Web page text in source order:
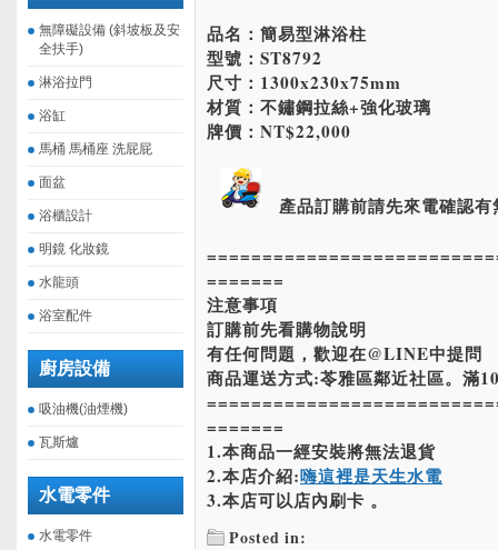
無障礙設備 (斜坡板及安
全扶手)
淋浴拉門
浴缸
馬桶 馬桶座 洗屁屁
面盆
浴櫃設計
明鏡 化妝鏡
水龍頭
浴室配件
廚房設備
吸油機(油煙機)
瓦斯爐
水電零件
水電零件
品名：簡易型淋浴柱
型號：ST8792
尺寸：1300x230x75mm
材質：不鏽鋼拉絲+強化玻璃
牌價：NT$22,000
產品訂購前請先來電確認有
=======
注意事項
訂購前先看購物說明
有任何問題，歡迎在@LINE中提問
商品運送方式:苓雅區鄰近社區。滿
=======
1.本商品一經安裝將無法退貨
2.本店介紹:嗨這裡是天生水電
3.本店可以店內刷卡 。
Posted in: